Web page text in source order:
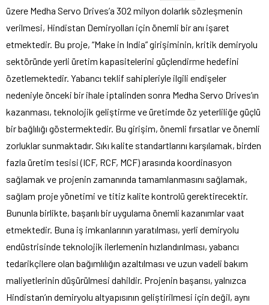
üzere Medha Servo Drives’a 302 milyon dolarlık sözleşmenin
verilmesi, Hindistan Demiryolları için önemli bir anı işaret
etmektedir. Bu proje, “Make in India” girişiminin, kritik demiryolu
sektöründe yerli üretim kapasitelerini güçlendirme hedefini
özetlemektedir. Yabancı teklif sahipleriyle ilgili endişeler
nedeniyle önceki bir ihale iptalinden sonra Medha Servo Drives’ın
kazanması, teknolojik geliştirme ve üretimde öz yeterliliğe güçlü
bir bağlılığı göstermektedir. Bu girişim, önemli fırsatlar ve önemli
zorluklar sunmaktadır. Sıkı kalite standartlarını karşılamak, birden
fazla üretim tesisi (ICF, RCF, MCF) arasında koordinasyon
sağlamak ve projenin zamanında tamamlanmasını sağlamak,
sağlam proje yönetimi ve titiz kalite kontrolü gerektirecektir.
Bununla birlikte, başarılı bir uygulama önemli kazanımlar vaat
etmektedir. Buna iş imkanlarının yaratılması, yerli demiryolu
endüstrisinde teknolojik ilerlemenin hızlandırılması, yabancı
tedarikçilere olan bağımlılığın azaltılması ve uzun vadeli bakım
maliyetlerinin düşürülmesi dahildir. Projenin başarısı, yalnızca
Hindistan’ın demiryolu altyapısının geliştirilmesi için değil, aynı